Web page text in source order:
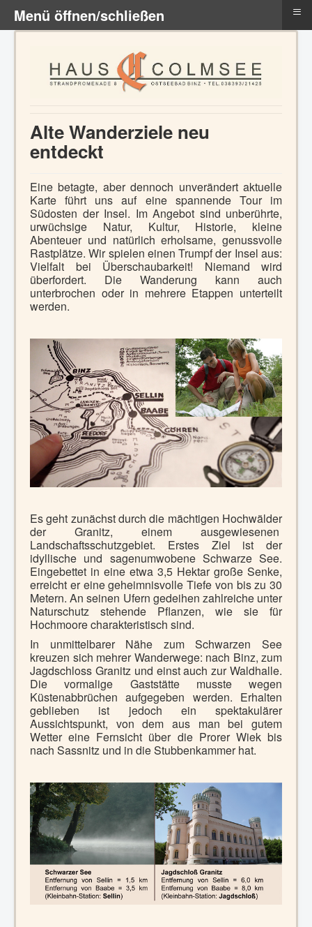
Alte Wanderziele neu
entdeckt
Eine betagte, aber dennoch unverändert aktuelle
Karte führt uns auf eine spannende Tour im
Südosten der Insel. Im Angebot sind unberührte,
urwüchsige Natur, Kultur, Historie, kleine
Abenteuer und natürlich erholsame, genussvolle
Rastplätze.Wir spielen einen Trumpf der Insel aus:
Vielfalt bei Überschaubarkeit! Niemand wird
überfordert. Die Wanderung kann auch
unterbrochen oder in mehrere Etappen unterteilt
werden.
Es geht zunächst durch die mächtigen Hochwälder
der Granitz, einem ausgewiesenen
Landschaftsschutzgebiet. Erstes Ziel ist der
idyllische und sagenumwobene Schwarze See.
Eingebettet in eine etwa 3,5 Hektar große Senke,
erreicht er eine geheimnisvolle Tiefe von bis zu 30
Metern. An seinen Ufern gedeihen zahlreiche unter
Naturschutz stehende Pflanzen, wie sie für
Hochmoore charakteristisch sind.
In unmittelbarer Nähe zum Schwarzen See
kreuzen sich mehrer Wanderwege: nach Binz, zum
Jagdschloss Granitz und einst auch zur Waldhalle.
Die vormalige Gaststätte musste wegen
Küstenabbrüchen aufgegeben werden. Erhalten
geblieben ist jedoch ein spektakulärer
Aussichtspunkt, von dem aus man bei gutem
Wetter eine Fernsicht über die Prorer Wiek bis
nach Sassnitz und in die Stubbenkammer hat.
Menü öffnen/schließen ≡